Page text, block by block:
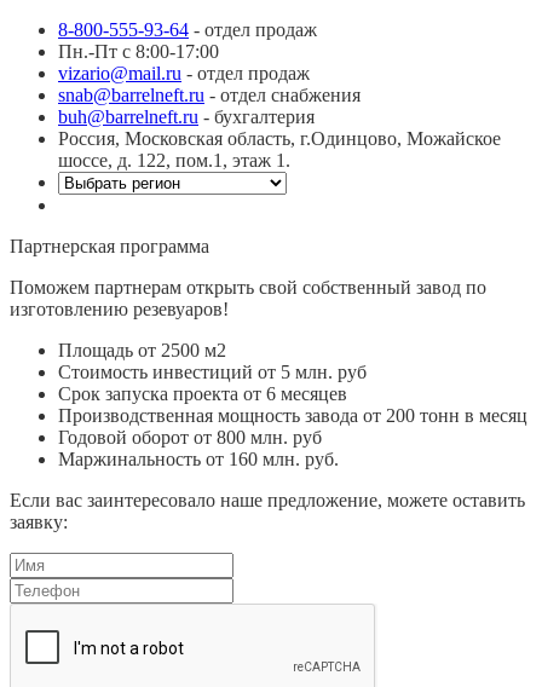
8-800-555-93-64 - отдел продаж
Пн.-Пт с 8:00-17:00
vizario@mail.ru - отдел продаж
snab@barrelneft.ru - отдел снабжения
buh@barrelneft.ru - бухгалтерия
Россия, Московская область, г.Одинцово, Можайское
шоссе, д. 122, пом.1, этаж 1.
Партнерская программа
Поможем партнерам открыть свой собственный завод по
изготовлению резевуаров!
Площадь от 2500 м2
Стоимость инвестиций от 5 млн. руб
Срок запуска проекта от 6 месяцев
Производственная мощность завода от 200 тонн в месяц
Годовой оборот от 800 млн. руб
Маржинальность от 160 млн. руб.
Если вас заинтересовало наше предложение, можете оставить
заявку: